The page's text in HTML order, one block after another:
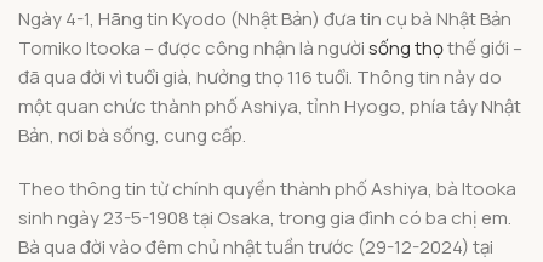
Ngày 4-1, Hãng tin Kyodo (Nhật Bản) đưa tin cụ bà Nhật Bản
Tomiko Itooka – được công nhận là ngườisống thọthế giới –
đã qua đời vì tuổi già, hưởng thọ 116 tuổi. Thông tin này do
một quan chức thành phố Ashiya, tỉnh Hyogo, phía tây Nhật
Bản, nơi bà sống, cung cấp.
Theo thông tin từ chính quyền thành phố Ashiya, bà Itooka
sinh ngày 23-5-1908 tại Osaka, trong gia đình có ba chị em.
Bà qua đời vào đêm chủ nhật tuần trước (29-12-2024) tại